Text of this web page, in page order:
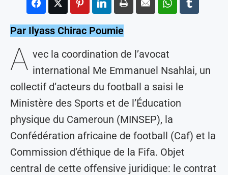
Par Ilyass Chirac Poumie
A vec la coordination de l’avocat
international Me Emmanuel Nsahlai, un
collectif d’acteurs du football a saisi le
Ministère des Sports et de l’Éducation
physique du Cameroun (MINSEP), la
Confédération africaine de football (Caf) et la
Commission d’éthique de la Fifa. Objet
central de cette offensive juridique: le contrat